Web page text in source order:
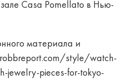
Casa Pomellato в Нью-
материала и
style/watch-
jewelry-pieces-for-tokyo-